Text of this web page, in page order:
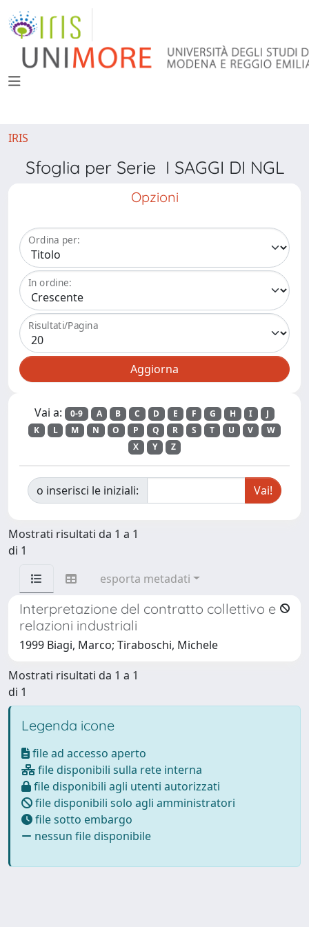
IRIS
Sfoglia per Serie I SAGGI DI NGL
Opzioni
Ordina per:
In ordine:
Risultati/Pagina
Vai a: 0-9 A B C D E F G H I
J
K
L M N O P Q R S T U V
W
X
Y Z
o inserisci le iniziali:
Mostrati risultati da 1 a 1
di 1
esporta metadati
Interpretazione del contratto collettivo e
relazioni industriali
1999 Biagi, Marco; Tiraboschi, Michele
Mostrati risultati da 1 a 1
di 1
Legenda icone
file ad accesso aperto
file disponibili sulla rete interna
file disponibili agli utenti autorizzati
file disponibili solo agli amministratori
file sotto embargo
nessun file disponibile